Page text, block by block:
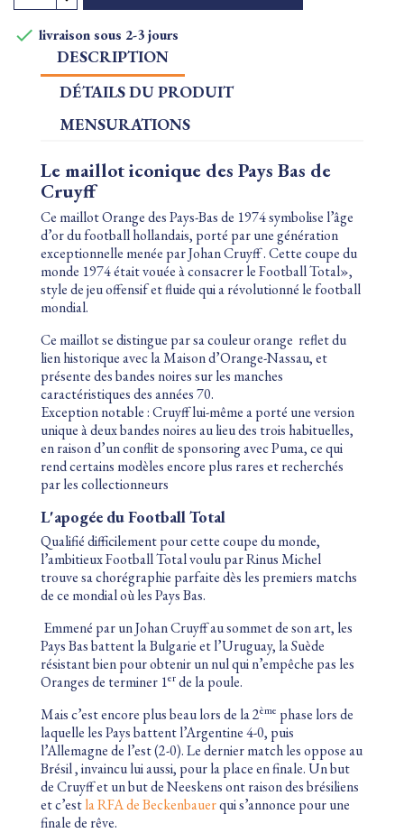
 livraison sous 2-3 jours
DESCRIPTION
DÉTAILS DU PRODUIT
MENSURATIONS
Le maillot iconique des Pays Bas de
Cruyff
Ce maillot Orange des Pays-Bas de 1974 symbolise l’âge
d’or du football hollandais, porté par une génération
exceptionnelle menée par Johan Cruyff . Cette coupe du
monde 1974 était vouée à consacrer le Football Total»,
style de jeu offensif et fluide qui a révolutionné le football
mondial.
Ce maillot se distingue par sa couleur orange reflet du
lien historique avec la Maison d’Orange-Nassau, et
présente des bandes noires sur les manches
caractéristiques des années 70.
Exception notable : Cruyff lui-même a porté une version
unique à deux bandes noires au lieu des trois habituelles,
en raison d’un conflit de sponsoring avec Puma, ce qui
rend certains modèles encore plus rares et recherchés
par les collectionneurs
L'apogée du Football Total
Qualifié difficilement pour cette coupe du monde,
l’ambitieux Football Total voulu par Rinus Michel
trouve sa chorégraphie parfaite dès les premiers matchs
de ce mondial où les Pays Bas.
Emmené par un Johan Cruyff au sommet de son art, les
Pays Bas battent la Bulgarie et l’Uruguay, la Suède
résistant bien pour obtenir un nul qui n’empêche pas les
Oranges de terminer 1erde la poule.
Mais c’est encore plus beau lors de la 2ème phase lors de
laquelle les Pays battent l’Argentine 4-0, puis
l’Allemagne de l’est (2-0). Le dernier match les oppose au
Brésil , invaincu lui aussi, pour la place en finale. Un but
de Cruyff et un but de Neeskens ont raison des brésiliens
et c’estla RFA de Beckenbauerqui s’annonce pour une
finale de rêve.